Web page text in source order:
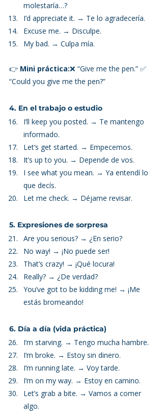
molestaría…?
I’d appreciate it. → Te lo agradecería.
Excuse me. → Disculpe.
My bad. → Culpa mía.
👉 Mini práctica:❌ “Give me the pen.” ✅
“Could you give me the pen?”
4. En el trabajo o estudio
I’ll keep you posted. → Te mantengo
informado.
Let’s get started. → Empecemos.
It’s up to you. → Depende de vos.
I see what you mean. → Ya entendí lo
que decís.
Let me check. → Déjame revisar.
5. Expresiones de sorpresa
Are you serious? → ¿En serio?
No way! → ¡No puede ser!
That’s crazy! → ¡Qué locura!
Really? → ¿De verdad?
You’ve got to be kidding me! → ¡Me
estás bromeando!
6. Día a día (vida práctica)
I’m starving. → Tengo mucha hambre.
I’m broke. → Estoy sin dinero.
I’m running late. → Voy tarde.
I’m on my way. → Estoy en camino.
Let’s grab a bite. → Vamos a comer
algo.